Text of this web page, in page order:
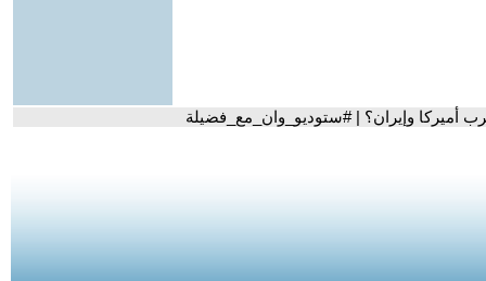
أميركا وإيران؟ | #ستوديو_وان_مع_فضيلة